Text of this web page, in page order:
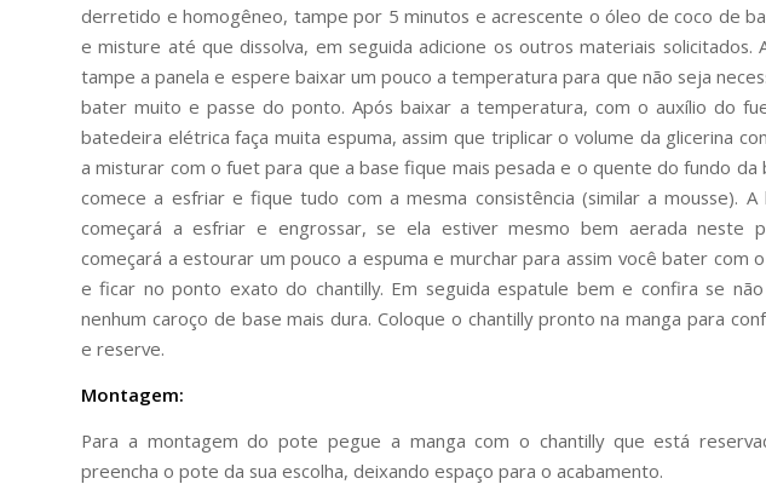
derretido e homogêneo, tampe por 5 minutos e acrescente o óleo de coco de
e misture até que dissolva, em seguida adicione os outros materiais solicitados.
tampe a panela e espere baixar um pouco a temperatura para que não seja
bater muito e passe do ponto. Após baixar a temperatura, com o auxílio do
batedeira elétrica faça muita espuma, assim que triplicar o volume da glicerina
a misturar com o fuet para que a base fique mais pesada e o quente do fundo da
comece a esfriar e fique tudo com a mesma consistência (similar a mousse). A
começará a esfriar e engrossar, se ela estiver mesmo bem aerada neste
começará a estourar um pouco a espuma e murchar para assim você bater com
e ficar no ponto exato do chantilly. Em seguida espatule bem e confira se
nenhum caroço de base mais dura. Coloque o chantilly pronto na manga para
e reserve.
Montagem:
Para a montagem do pote pegue a manga com o chantilly que está
preencha o pote da sua escolha, deixando espaço para o acabamento.